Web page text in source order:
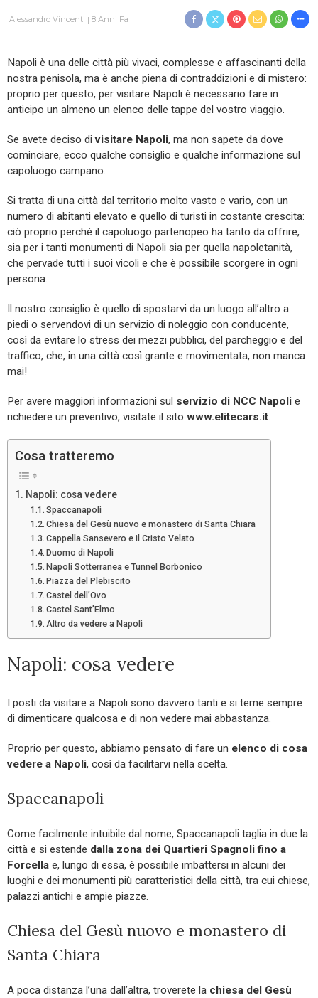
Alessandro Vincenti 8 Anni Fa
Napoli è una delle città più vivaci, complesse e affascinanti della
nostra penisola, ma è anche piena di contraddizioni e di mistero:
proprio per questo, per visitare Napoli è necessario fare in
anticipo un almeno un elenco delle tappe del vostro viaggio.
Se avete deciso divisitare Napoli, ma non sapete da dove
cominciare, ecco qualche consiglio e qualche informazione sul
capoluogo campano.
Si tratta di una città dal territorio molto vasto e vario, con un
numero di abitanti elevato e quello di turisti in costante crescita:
ciò proprio perché il capoluogo partenopeo ha tanto da offrire,
sia per i tanti monumenti di Napoli sia per quella napoletanità,
che pervade tutti i suoi vicoli e che è possibile scorgere in ogni
persona.
Il nostro consiglio è quello di spostarvi da un luogo all’altro a
piedi o servendovi di un servizio di noleggio con conducente,
così da evitare lo stress dei mezzi pubblici, del parcheggio e del
traffico, che, in una città così grante e movimentata, non manca
mai!
Per avere maggiori informazioni sul servizio di NCC Napoli e
richiedere un preventivo, visitate il sito www.elitecars.it.
Cosa tratteremo
Napoli: cosa vedere
Spaccanapoli
Chiesa del Gesù nuovo e monastero di Santa Chiara
Cappella Sansevero e il Cristo Velato
Duomo di Napoli
Napoli Sotterranea e Tunnel Borbonico
Piazza del Plebiscito
Castel dell’Ovo
Castel Sant’Elmo
Altro da vedere a Napoli
Napoli: cosa vedere
I posti da visitare a Napoli sono davvero tanti e si teme sempre
di dimenticare qualcosa e di non vedere mai abbastanza.
Proprio per questo, abbiamo pensato di fare un elenco di cosa
vedere a Napoli, così da facilitarvi nella scelta.
Spaccanapoli
Come facilmente intuibile dal nome, Spaccanapoli taglia in due la
città e si estende dalla zona dei Quartieri Spagnoli fino a
Forcella e, lungo di essa, è possibile imbattersi in alcuni dei
luoghi e dei monumenti più caratteristici della città, tra cui chiese,
palazzi antichi e ampie piazze.
Chiesa del Gesù nuovo e monastero di
Santa Chiara
A poca distanza l’una dall’altra, troverete la chiesa del Gesù